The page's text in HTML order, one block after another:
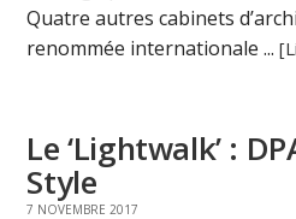
Quatre autres cabinets
renommée internationale ...
Le ‘Lightwalk’ :
Style
7 NOVEMBRE 2017